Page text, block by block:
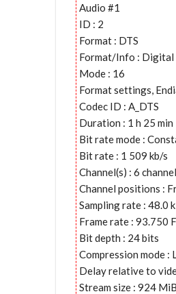
Audio #1
ID : 2
Format : DTS
Format/Info : Digital
Mode : 16
Format settings,
Codec ID : A_DTS
Duration : 1 h 25 min
Bit rate mode :
Bit rate : 1 509 kb/s
Channel(s) : 6
Channel positions :
Sampling rate : 48.0
Frame rate : 93.750
Bit depth : 24 bits
Compression mode :
Delay relative to
Stream size : 924